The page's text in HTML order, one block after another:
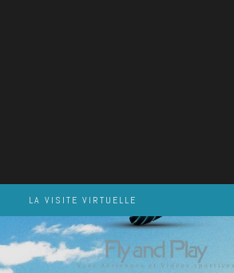
LA VISITE VIRTUELLE